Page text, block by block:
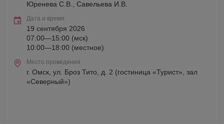
Юренева С.В., Савельева И.В.
Дата и время
19 сентября 2026
07:00—15:00 (мск)
10:00—18:00 (местное)
Место проведения
г. Омск, ул. Броз Тито, д. 2 (гостиница «Турист», зал
«Северный»)